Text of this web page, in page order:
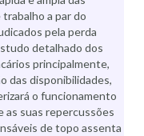
a par do
pela perda
detalhado dos
principalmente,
das disponibilidades,
o funcionamento
as suas repercussões
de topo assenta